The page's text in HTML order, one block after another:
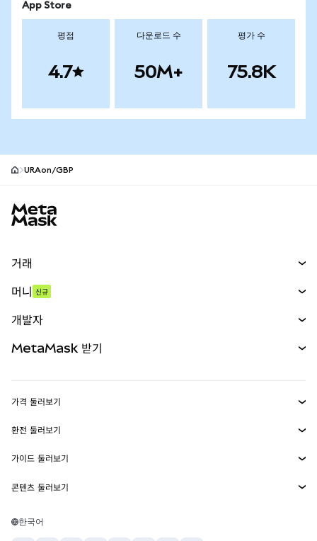
App Store
평점
4.7
다운로드 수
50M+
평가 수
75.8K
URAon/GBP
거래
무기한 선물
실물자산
머니 신규
개발자
MetaMask Connect
Snaps
웹3 서비스
MetaMask 받기
보안
고객 지원
채용
가격 둘러보기
이더리움 가격
솔라나 가격
테더 가격
환전 둘러보기
ETH를 USD로 환전
USDT를 INR로 환전
BTC를 INR로 환전
가이드 둘러보기
ETH 매수
콘텐츠 둘러보기
솔라나 지갑
한국어